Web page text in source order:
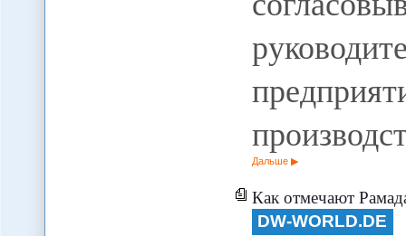
Дальше
Как отмечают
DW-WORLD.DE